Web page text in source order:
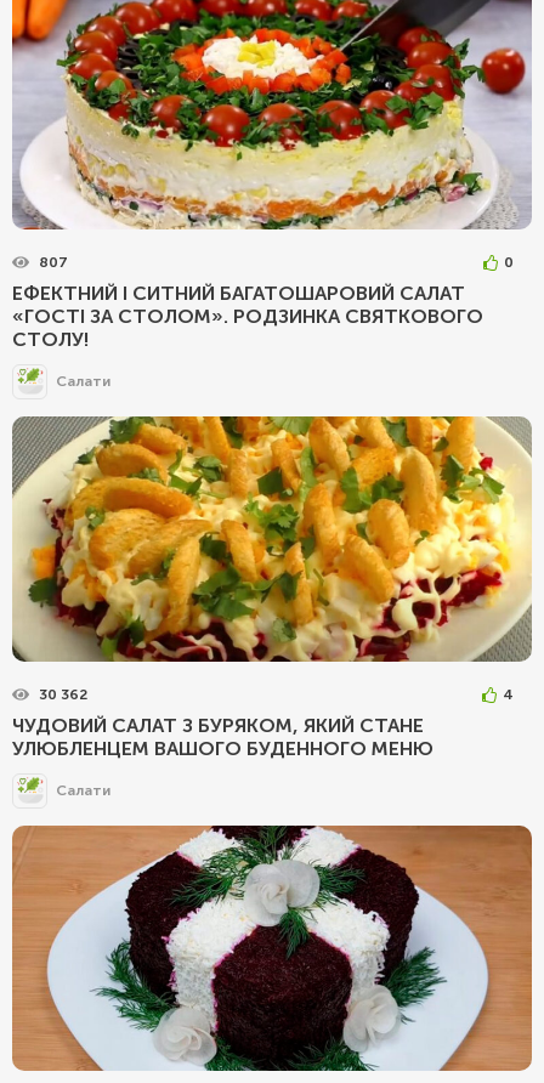
807 0
ЕФЕКТНИЙ І СИТНИЙ БАГАТОШАРОВИЙ САЛАТ
«ГОСТІ ЗА СТОЛОМ». РОДЗИНКА СВЯТКОВОГО
СТОЛУ!
Салати
30 362 4
ЧУДОВИЙ САЛАТ З БУРЯКОМ, ЯКИЙ СТАНЕ
УЛЮБЛЕНЦЕМ ВАШОГО БУДЕННОГО МЕНЮ
Салати